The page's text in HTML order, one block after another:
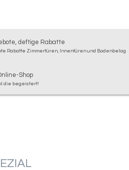
deftige Rabatte
Rabatte Zimmertüren, Innentüren und Bodenbelag
Shop
die begeistert!